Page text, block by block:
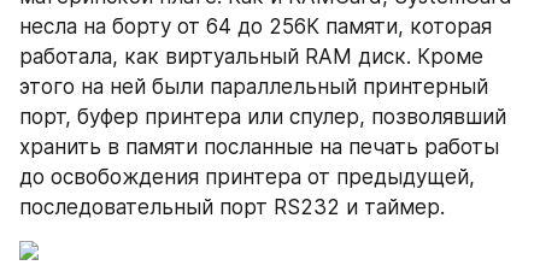
несла на борту от 64 до 256К памяти, которая
работала, как виртуальный RAM диск. Кроме
этого на ней были параллельный принтерный
порт, буфер принтера или спулер, позволявший
хранить в памяти посланные на печать работы
до освобождения принтера от предыдущей,
последовательный порт RS232 и таймер.